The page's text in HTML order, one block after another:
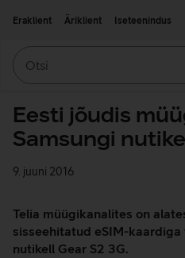
Eraklient
Äriklient Iseteenindus
Eesti jõudis
Samsungi
9. juuni 2016
Telia müügikanalites on
sisseehitatud eSIM-
nutikell Gear S2 3G.